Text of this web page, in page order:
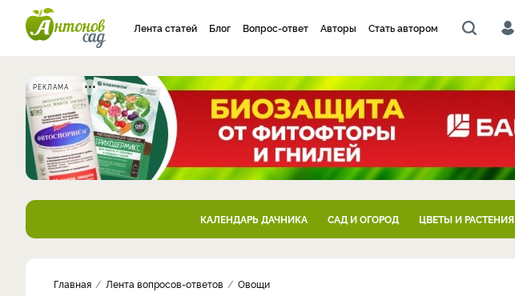
Лента статей Блог Вопрос-ответ Авторы Стать автором
РЕКЛАМА
КАЛЕНДАРЬ ДАЧНИКА САД И ОГОРОД ЦВЕТЫ И РАСТЕНИЯ
Главная Лента вопросов-ответов Овощи